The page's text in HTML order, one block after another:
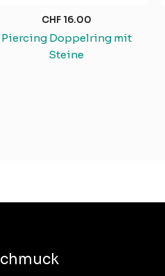
CHF16.00
Piercing Doppelring mit
Steine